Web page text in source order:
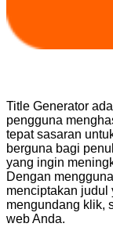
Title Generator
pengguna
tepat sasaran
berguna bagi
yang ingin
Dengan
menciptakan judul
mengundang klik,
web Anda.